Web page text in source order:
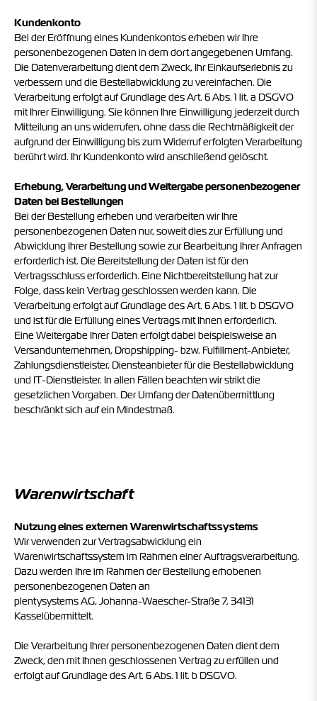
Kundenkonto
Bei der Eröffnung eines Kundenkontos erheben wir Ihre
personenbezogenen Daten in dem dort angegebenen Umfang.
Die Datenverarbeitung dient dem Zweck, Ihr Einkaufserlebnis zu
verbessern und die Bestellabwicklung zu vereinfachen. Die
Verarbeitung erfolgt auf Grundlage des Art. 6 Abs. 1 lit. a DSGVO
mit Ihrer Einwilligung. Sie können Ihre Einwilligung jederzeit durch
Mitteilung an uns widerrufen, ohne dass die Rechtmäßigkeit der
aufgrund der Einwilligung bis zum Widerruf erfolgten Verarbeitung
berührt wird. Ihr Kundenkonto wird anschließend gelöscht.
Erhebung, Verarbeitung und Weitergabe personenbezogener
Daten bei Bestellungen
Bei der Bestellung erheben und verarbeiten wir Ihre
personenbezogenen Daten nur, soweit dies zur Erfüllung und
Abwicklung Ihrer Bestellung sowie zur Bearbeitung Ihrer Anfragen
erforderlich ist. Die Bereitstellung der Daten ist für den
Vertragsschluss erforderlich. Eine Nichtbereitstellung hat zur
Folge, dass kein Vertrag geschlossen werden kann. Die
Verarbeitung erfolgt auf Grundlage des Art. 6 Abs. 1 lit. b DSGVO
und ist für die Erfüllung eines Vertrags mit Ihnen erforderlich.
Eine Weitergabe Ihrer Daten erfolgt dabei beispielsweise an
Versandunternehmen, Dropshipping- bzw. Fulfillment-Anbieter,
Zahlungsdienstleister, Diensteanbieter für die Bestellabwicklung
und IT-Dienstleister. In allen Fällen beachten wir strikt die
gesetzlichen Vorgaben. Der Umfang der Datenübermittlung
beschränkt sich auf ein Mindestmaß.
Warenwirtschaft
Nutzung eines externen Warenwirtschaftssystems
Wir verwenden zur Vertragsabwicklung ein
Warenwirtschaftssystem im Rahmen einer Auftragsverarbeitung.
Dazu werden Ihre im Rahmen der Bestellung erhobenen
personenbezogenen Daten an
plentysystems AG,Johanna-Waescher-Straße 7, 34131
Kasselübermittelt.
Die Verarbeitung Ihrer personenbezogenen Daten dient dem
Zweck, den mit Ihnen geschlossenen Vertrag zu erfüllen und
erfolgt auf Grundlage des Art. 6 Abs. 1 lit. b DSGVO.